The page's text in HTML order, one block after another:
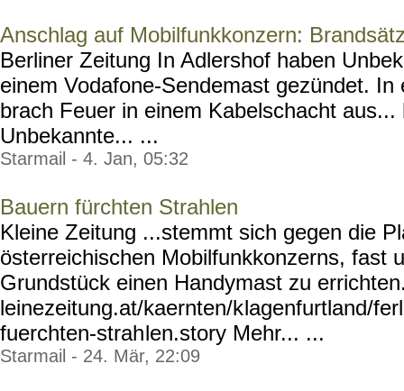
Anschlag auf Mobilfunkkonzern:
Berliner Zeitung In Adlershof haben
einem Vodafone-Sendemast gezündet.
brach Feuer in einem Kabelschacht
Unbekannte... ...
Starmail - 4. Jan, 05:32
Bauern fürchten Strahlen
Kleine Zeitung ...stemmt sich gegen die
österreichischen Mobilfunkkonzerns, fast
Grundstück einen Handymast zu
leinezeitung.at/kaernten/klagenfurtland/
fuerchten-strahlen.story Mehr... ...
Starmail - 24. Mär, 22:09